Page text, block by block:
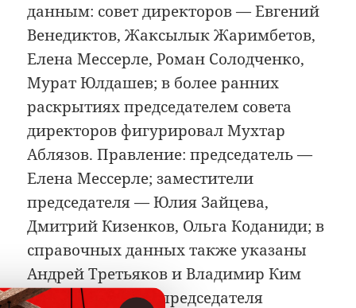
данным: совет директоров — Евгений
Венедиктов, Жаксылык Жаримбетов,
Елена Мессерле, Роман Солодченко,
Мурат Юлдашев; в более ранних
раскрытиях председателем совета
директоров фигурировал Мухтар
Аблязов. Правление: председатель —
Елена Мессерле; заместители
председателя — Юлия Зайцева,
Дмитрий Кизенков, Ольга Коданиди; в
справочных данных также указаны
Андрей Третьяков и Владимир Ким
как заместители председателя